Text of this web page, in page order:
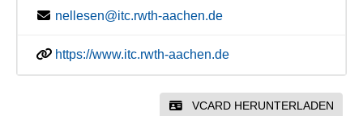
nellesen@itc.rwth-aachen.de
https://www.itc.rwth-aachen.de
VCARD HERUNTERLADEN